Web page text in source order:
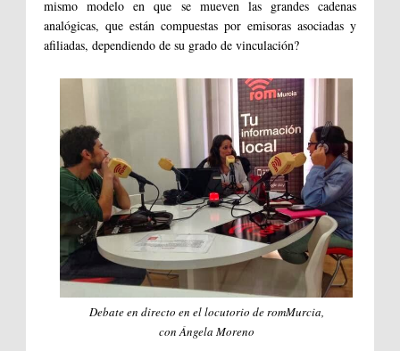
mismo modelo en que se mueven las grandes cadenas
analógicas, que están compuestas por emisoras asociadas y
afiliadas, dependiendo de su grado de vinculación?
Debate en directo en el locutorio de romMurcia,
con Ángela Moreno